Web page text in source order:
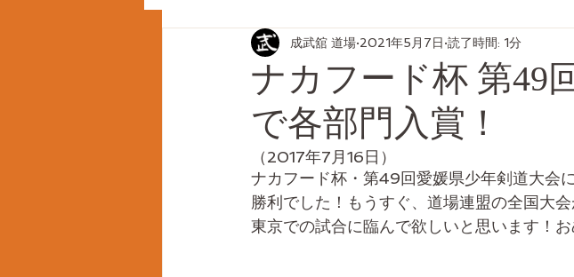
ナカフード杯 第49
で各部門入賞！
成武舘 道場 2021年5月7日 読了時間: 1分
（2017年7月16日）
ナカフード杯・第49回愛媛県少年剣道大会
勝利でした！もうすぐ、道場連盟の全国大
東京での試合に臨んで欲しいと思います！